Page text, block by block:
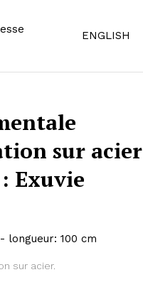
ENGLISH
sur acier
Exuvie
longueur: 100 cm
sur acier.